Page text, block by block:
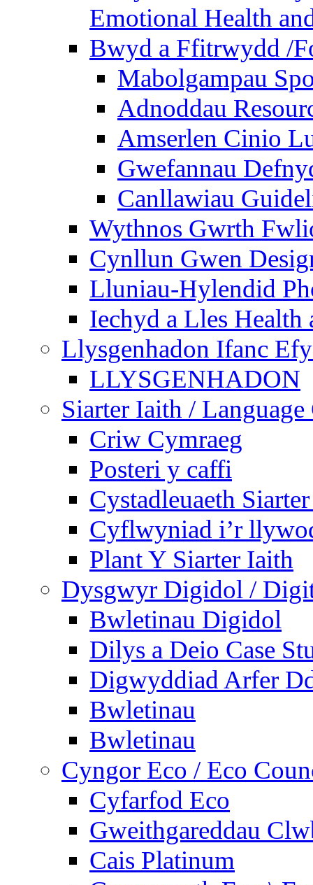
Emotional Health
Bwyd a Ffitrwydd /
Mabolgampau
Adnoddau
Amserlen Cinio
Gwefannau
Canllawiau
Wythnos Gwrth
Cynllun Gwen
Lluniau-Hylendid
Iechyd a Lles Health
Llysgenhadon Ifanc
LLYSGENHADON
Siarter Iaith / Language
Criw Cymraeg
Posteri y caffi
Cystadleuaeth
Cyflwyniad i’r
Plant Y Siarter Iaith
Dysgwyr Digidol /
Bwletinau Digidol
Dilys a Deio Case
Digwyddiad Arfer
Bwletinau
Bwletinau
Cyngor Eco / Eco
Cyfarfod Eco
Gweithgareddau
Cais Platinum